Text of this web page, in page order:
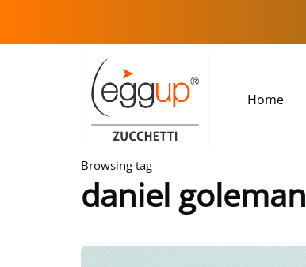
Home
Browsing tag
daniel goleman